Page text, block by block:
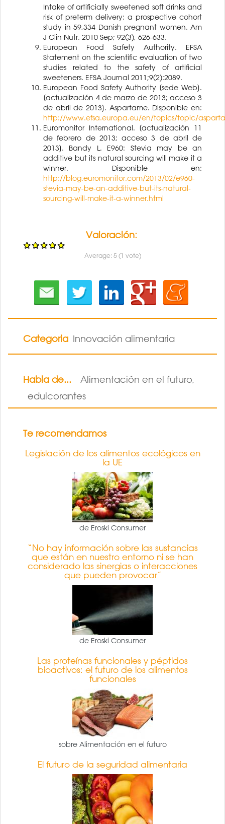
Intake of artificially sweetened soft drinks and
risk of preterm delivery: a prospective cohort
study in 59,334 Danish pregnant women. Am
J Clin Nutr. 2010 Sep; 92(3), 626-633.
European Food Safety Authority. EFSA
Statement on the scientific evaluation of two
studies related to the safety of artificial
sweeteners. EFSA Journal 2011;9(2):2089.
European Food Safety Authority [sede Web].
[actualización 4 de marzo de 2013; acceso 3
de abril de 2013]. Aspartame. Disponible en:
http://www.efsa.europa.eu/en/topics/topic/
Euromonitor International. [actualización 11
de febrero de 2013; acceso 3 de abril de
2013]. Bandy L. E960: Stevia may be an
additive but its natural sourcing will make it a
winner. Disponible en:
http://blog.euromonitor.com/2013/02/e960-
stevia-may-be-an-additive-but-its-natural-
sourcing-will-make-it-a-winner.html
Valoración:
Average: 5 (1 vote)
Categoria Innovación alimentaria
Habla de... Alimentación en el futuro,
edulcorantes
Te recomendamos
Legislación de los alimentos ecológicos en
la UE
de Eroski Consumer
“No hay información sobre las sustancias
que están en nuestro entorno ni se han
considerado las sinergias o interacciones
que pueden provocar”
de Eroski Consumer
Las proteínas funcionales y péptidos
bioactivos: el futuro de los alimentos
funcionales
sobre Alimentación en el futuro
El futuro de la seguridad alimentaria